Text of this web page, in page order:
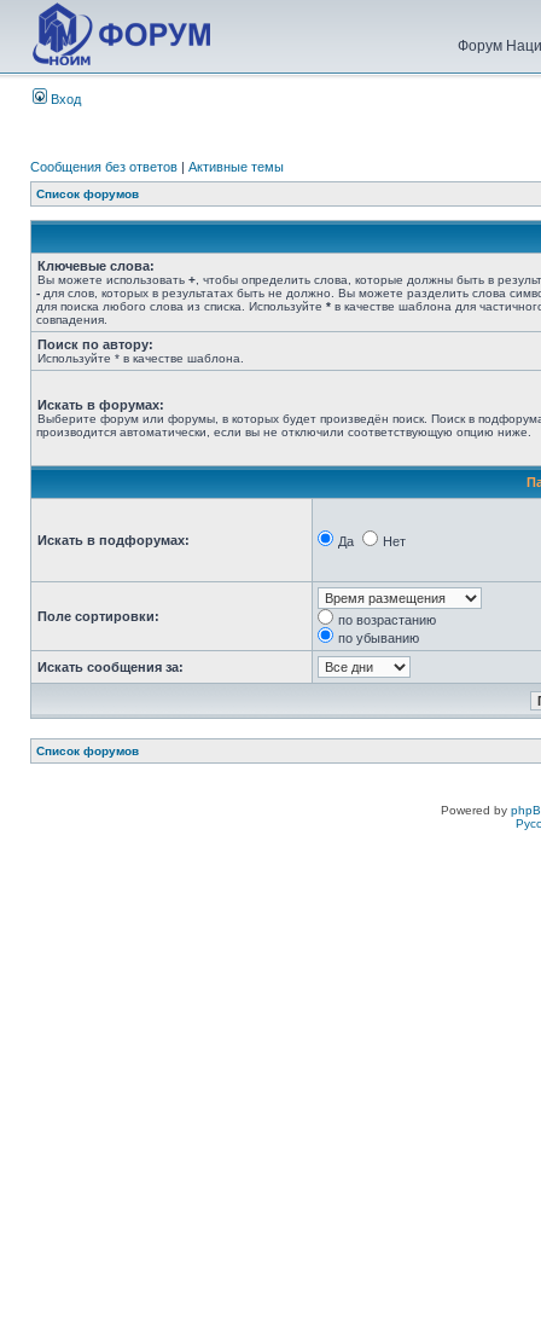
Форум
Вход
Сообщения без ответов | Активные темы
Список форумов
Ключевые слова:
Вы можете использовать + , чтобы определить слова, которые должны быть в
- для слов, которых в результатах быть не должно. Вы можете разделить слова
для поиска любого слова из списка. Используйте * в качестве шаблона для
совпадения.
Поиск по автору:
Используйте * в качестве шаблона.
Искать в форумах:
Выберите форум или форумы, в которых будет произведён поиск. Поиск в
производится автоматически, если вы не отключили соответствующую опцию ниже.
Искать в подфорумах: Да Нет
Поле сортировки:
по возрастанию
по убыванию
Искать сообщения за:
Список форумов
Powered by